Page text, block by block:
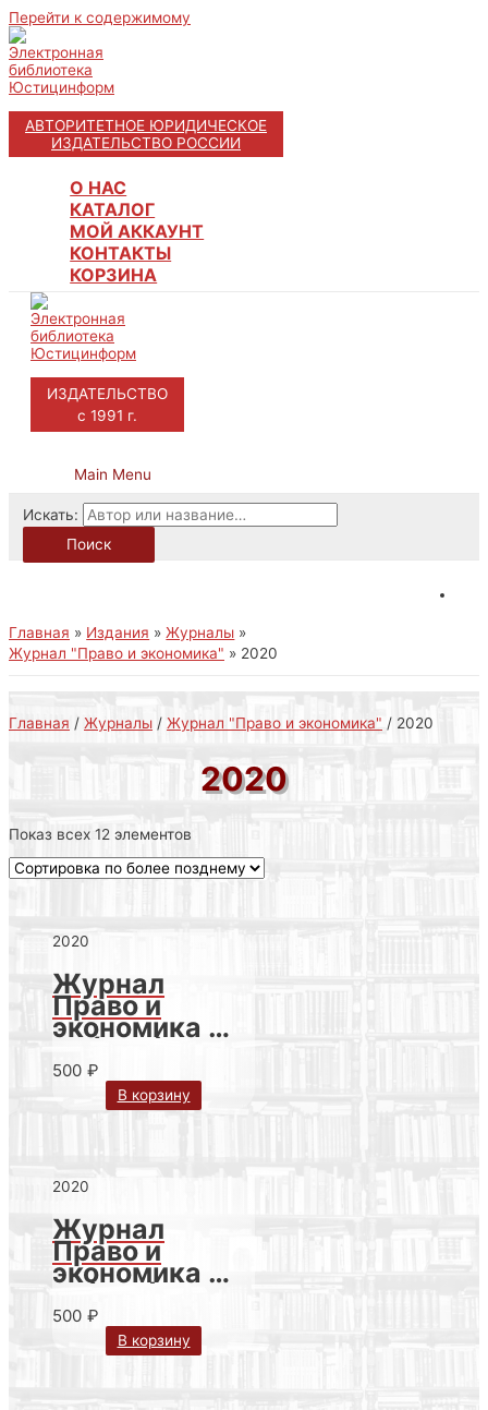
Перейти к содержимому
АВТОРИТЕТНОЕ ЮРИДИЧЕСКОЕ
ИЗДАТЕЛЬСТВО РОССИИ
О НАС
КАТАЛОГ
МОЙ АККАУНТ
КОНТАКТЫ
КОРЗИНА
ИЗДАТЕЛЬСТВО
с 1991 г.
Main Menu
Искать:
Поиск
Главная Издания
Журналы
Журнал "Право и экономика"
2020
Главная / Журналы / Журнал "Право и экономика" / 2020
2020
Показ всех 12 элементов
2020
Журнал
Право и
экономика №
12 (394) за
2020 г.
500 ₽
В корзину
2020
Журнал
Право и
экономика №
11 (393) за
2020 г.
500 ₽
В корзину